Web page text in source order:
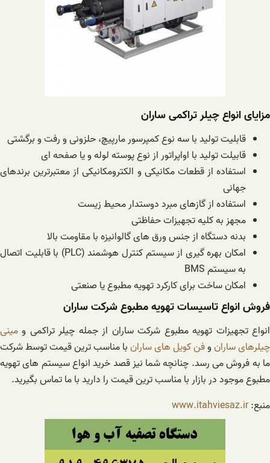
مزایای انواع چیلر تراکمی ساران
قابلیت تولید با سه نوع کمپرسور مارپیچ، حلزونی و رفت و برگشتی
قابیلت تولید با اواپراتور از نوع پوسته لوله و یا صفحه ای
استفاده از قطعات مکانیکی و الکترومکانیکی از معتبرترین برندهای
جهانی
استفاده از گازهای مبرد دوستدار محیط زیست
مجهز به کلیه تجهیزات حفاظتی
بدنه دستگاه از جنس ورق های گالوانیزه با مقاومت بالا
امکان بهره گیری از سیستم کنترل هوشمند (PLC) با قابلیت اتصال
به سیستم BMS
امکان ساخت برای کارکرد تهویه مطبوع یا صنعتی
فروش انواع تاسیسات تهویه مطبوع شرکت ساران
انواع تجهیزات تهویه مطبوع شرکت ساران از جمله چیلر تراکمی و مینی
چیلرهای سارانوفن کویل های سارانبا مناسب ترین قیمت توسط شرکت
ما به فروش می رسد. چنانچه شما نیز قصد خرید انواع سیستم های تهویه
مطبوع موجود در بازار با مناسب ترین قیمت را دارید با ما تماس بگیرید.
منبع:www.itahviesaz.ir